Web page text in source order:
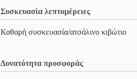
Συσκευασία λεπτομέρειες
Καθαρή συσκευασία/ατσάλινο κιβώτιο
Δυνατότητα προσφοράς